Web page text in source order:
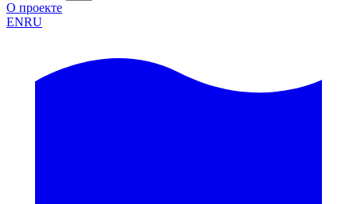
О проекте
ENRU